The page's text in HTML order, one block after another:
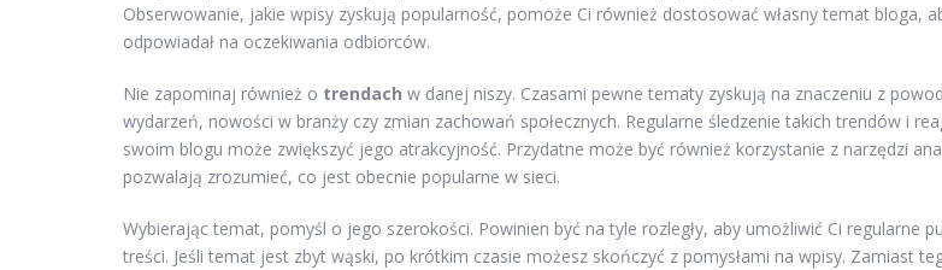
Obserwowanie, jakie wpisy zyskują popularność, pomoże Ci również dostosować własny temat bloga,
odpowiadał na oczekiwania odbiorców.
Nie zapominaj również o trendach w danej niszy. Czasami pewne tematy zyskują na znaczeniu z
wydarzeń, nowości w branży czy zmian zachowań społecznych. Regularne śledzenie takich trendów i
swoim blogu może zwiększyć jego atrakcyjność. Przydatne może być również korzystanie z narzędzi
pozwalają zrozumieć, co jest obecnie popularne w sieci.
Wybierając temat, pomyśl o jego szerokości. Powinien być na tyle rozległy, aby umożliwić Ci regularne
treści. Jeśli temat jest zbyt wąski, po krótkim czasie możesz skończyć z pomysłami na wpisy. Zamiast